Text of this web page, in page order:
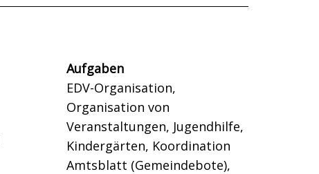
Aufgaben
EDV-Organisation,
Organisation von
Veranstaltungen, Jugendhilfe,
Kindergärten, Koordination
Amtsblatt (Gemeindebote),